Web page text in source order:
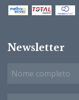
Newsletter